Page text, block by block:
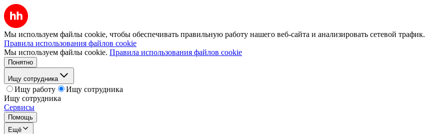
Мы используем файлы cookie, чтобы обеспечивать правильную работу нашего веб-сайта и анализировать сетевой трафик.
Правила использования файлов cookie
Мы используем файлы cookie. Правила использования файлов cookie
Понятно
Ищу сотрудника
Ищу работу
Ищу сотрудника
Ищу сотрудника
Сервисы
Помощь
Ещё